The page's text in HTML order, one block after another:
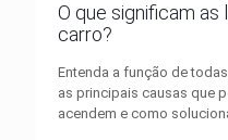
O que significam as
carro?
Entenda a função de
as principais causas que
acendem e como